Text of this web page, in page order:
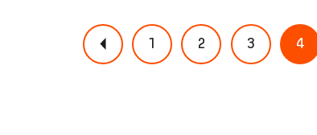
1 2 3 4